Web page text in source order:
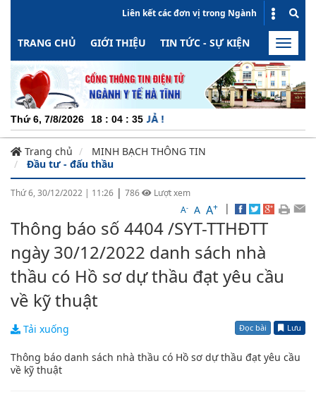
Liên kết các đơn vị trong Ngành
TRANG CHỦ GIỚI THIỆU TIN TỨC - SỰ KIỆN HOẠT
Toggle
Thứ 6, 7/8/2026 18 : 04 : 35
Trang chủ
MINH BẠCH THÔNG TIN
Đầu tư - đấu thầu
Thứ 6, 30/12/2022 | 11:26 | 786
Lượt xem
A- A A+ |
Thông báo số 4404 /SYT-TTHĐTT
ngày 30/12/2022 danh sách nhà
thầu có Hồ sơ dự thầu đạt yêu cầu
về kỹ thuật
Tải xuống Đọc bài Lưu
Thông báo danh sách nhà thầu có Hồ sơ dự thầu đạt yêu cầu
về kỹ thuật